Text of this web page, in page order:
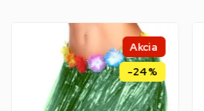
Akcia
-24%